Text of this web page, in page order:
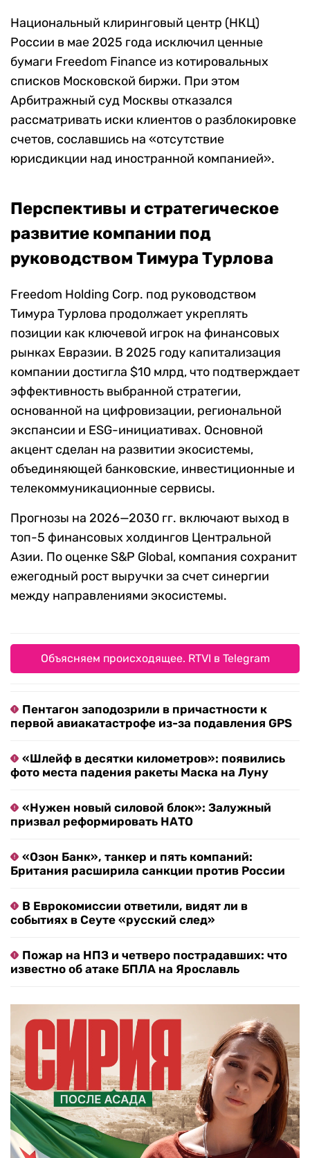
Национальный клиринговый центр (НКЦ)
России в мае 2025 года исключил ценные
бумаги Freedom Finance из котировальных
списков Московской биржи. При этом
Арбитражный суд Москвы отказался
рассматривать иски клиентов о разблокировке
счетов, сославшись на «отсутствие
юрисдикции над иностранной компанией».
Перспективы и стратегическое
развитие компании под
руководством Тимура Турлова
Freedom Holding Corp. под руководством
Тимура Турлова продолжает укреплять
позиции как ключевой игрок на финансовых
рынках Евразии. В 2025 году капитализация
компании достигла $10 млрд, что подтверждает
эффективность выбранной стратегии,
основанной на цифровизации, региональной
экспансии и ESG-инициативах. Основной
акцент сделан на развитии экосистемы,
объединяющей банковские, инвестиционные и
телекоммуникационные сервисы.
Прогнозы на 2026—2030 гг. включают выход в
топ-5 финансовых холдингов Центральной
Азии. По оценке S&P Global, компания сохранит
ежегодный рост выручки за счет синергии
между направлениями экосистемы.
Объясняем происходящее. RTVI в Telegram
Пентагон заподозрили в причастности к
первой авиакатастрофе из-за подавления GPS
«Шлейф в десятки километров»: появились
фото места падения ракеты Маска на Луну
«Нужен новый силовой блок»: Залужный
призвал реформировать НАТО
«Озон Банк», танкер и пять компаний:
Британия расширила санкции против России
В Еврокомиссии ответили, видят ли в
событиях в Сеуте «русский след»
Пожар на НПЗ и четверо пострадавших: что
известно об атаке БПЛА на Ярославль